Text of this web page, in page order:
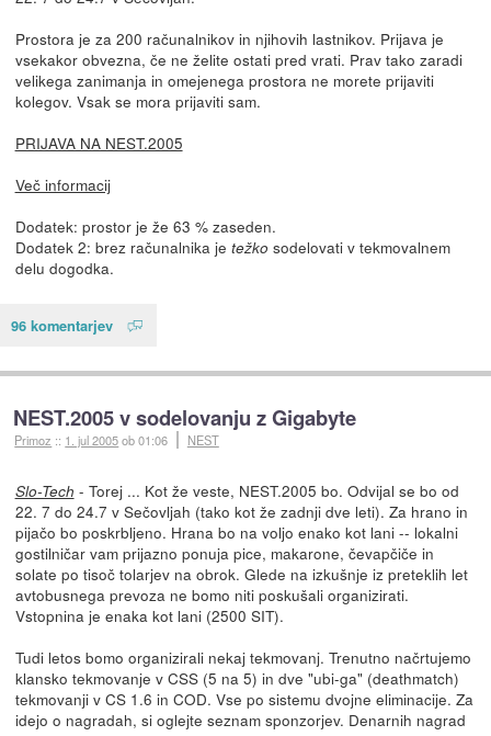
Prostora je za 200 računalnikov in njihovih lastnikov. Prijava je
vsekakor obvezna, če ne želite ostati pred vrati. Prav tako zaradi
velikega zanimanja in omejenega prostora ne morete prijaviti
kolegov. Vsak se mora prijaviti sam.
PRIJAVA NA NEST.2005
Več informacij
Dodatek: prostor je že 63 % zaseden.
Dodatek 2: brez računalnika je težko sodelovati v tekmovalnem
delu dogodka.
96 komentarjev
NEST.2005 v sodelovanju z Gigabyte
Primoz :: 1. jul 2005ob 01:06 NEST
Slo-Tech - Torej ... Kot že veste, NEST.2005 bo. Odvijal se bo od
22. 7 do 24.7 v Sečovljah (tako kot že zadnji dve leti). Za hrano in
pijačo bo poskrbljeno. Hrana bo na voljo enako kot lani -- lokalni
gostilničar vam prijazno ponuja pice, makarone, čevapčiče in
solate po tisoč tolarjev na obrok. Glede na izkušnje iz preteklih let
avtobusnega prevoza ne bomo niti poskušali organizirati.
Vstopnina je enaka kot lani (2500 SIT).
Tudi letos bomo organizirali nekaj tekmovanj. Trenutno načrtujemo
klansko tekmovanje v CSS (5 na 5) in dve "ubi-ga" (deathmatch)
tekmovanji v CS 1.6 in COD. Vse po sistemu dvojne eliminacije. Za
idejo o nagradah, si oglejte seznam sponzorjev. Denarnih nagrad